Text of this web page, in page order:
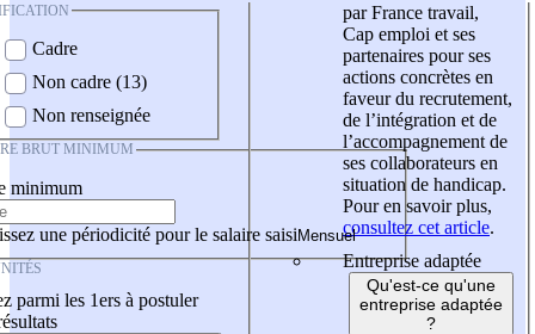
Cadre
Non cadre (13)
Non renseignée
BRUT MINIMUM
minimum
une périodicité pour le salaire saisi
parmi les 1ers à postuler
par France travail,
Cap emploi et ses
partenaires pour ses
actions concrètes en
faveur du recrutement,
de l’intégration et de
l’accompagnement de
ses collaborateurs en
situation de handicap.
Pour en savoir plus,
consultez cet article.
Entreprise adaptée
Qu'est-ce qu'une
entreprise adaptée
?